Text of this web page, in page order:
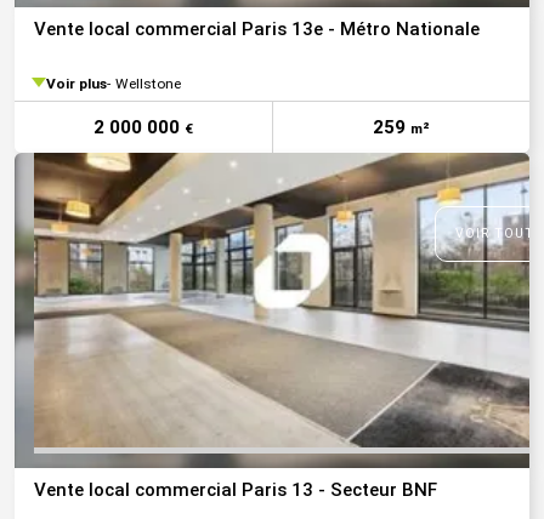
Vente local commercial Paris 13e - Métro Nationale
Voir plus Wellstone
2 000 000 € 259 m²
VOIR
Vente local commercial Paris 13 - Secteur BNF